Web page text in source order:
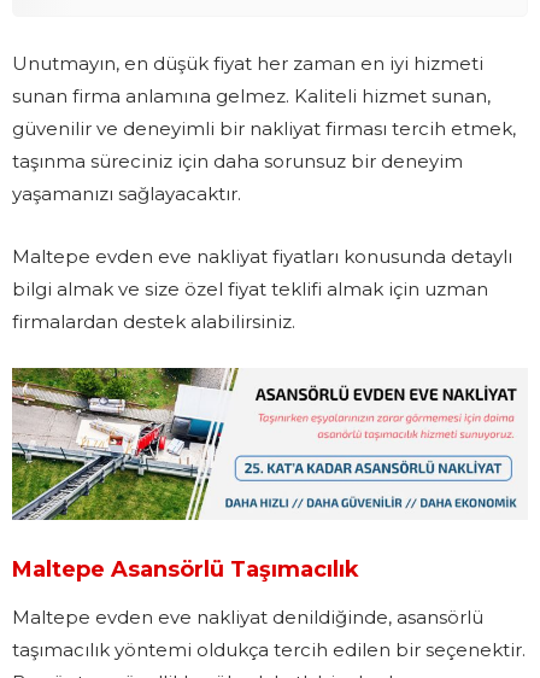
Unutmayın, en düşük fiyat her zaman en iyi hizmeti
sunan firma anlamına gelmez. Kaliteli hizmet sunan,
güvenilir ve deneyimli bir nakliyat firması tercih etmek,
taşınma süreciniz için daha sorunsuz bir deneyim
yaşamanızı sağlayacaktır.
Maltepe evden eve nakliyat fiyatları konusunda detaylı
bilgi almak ve size özel fiyat teklifi almak için uzman
firmalardan destek alabilirsiniz.
Maltepe Asansörlü Taşımacılık
Maltepe evden eve nakliyat denildiğinde, asansörlü
taşımacılık yöntemi oldukça tercih edilen bir seçenektir.